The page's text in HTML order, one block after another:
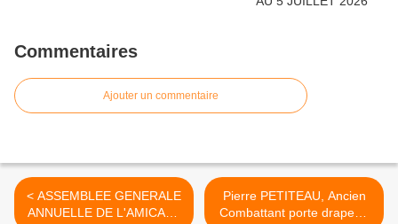
Commentaires
Ajouter un commentaire
< ASSEMBLEE GENERALE
ANNUELLE DE L'AMICALE
Pierre PETITEAU, Ancien
Combattant porte drapeau